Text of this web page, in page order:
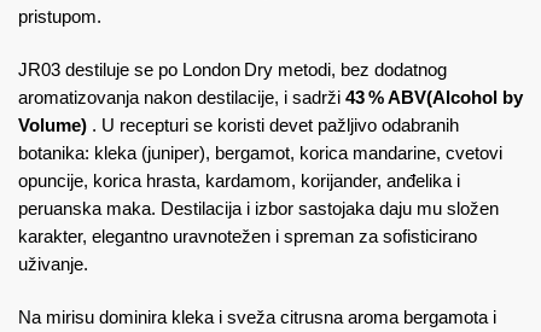
pristupom.
JR03 destiluje se po London Dry metodi, bez dodatnog
aromatizovanja nakon destilacije, i sadrži 43 % ABV(Alcohol by
Volume) . U recepturi se koristi devet pažljivo odabranih
botanika: kleka (juniper), bergamot, korica mandarine, cvetovi
opuncije, korica hrasta, kardamom, korijander, anđelika i
peruanska maka. Destilacija i izbor sastojaka daju mu složen
karakter, elegantno uravnotežen i spreman za sofisticirano
uživanje.
Na mirisu dominira kleka i sveža citrusna aroma bergamota i